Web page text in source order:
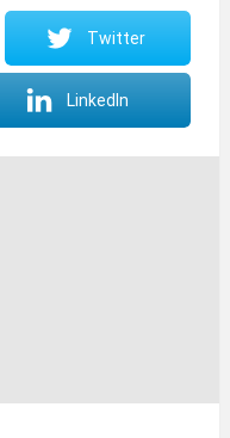
Twitter
LinkedIn